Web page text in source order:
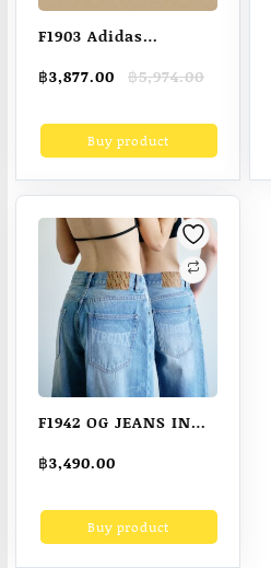
F1903 Adidas
รองเท้าแตะ รองเท้า
Yeezy Froam Runner
ผู้ชาย สะดวกสบาย น้ำ
หนักเบา
฿5,974.00
Original
was:
฿5,974.00.
฿3,877.00
Current
is:
฿3,877.00.Buy product
F1942 OG JEANS IN
฿3,490.00
Buy product